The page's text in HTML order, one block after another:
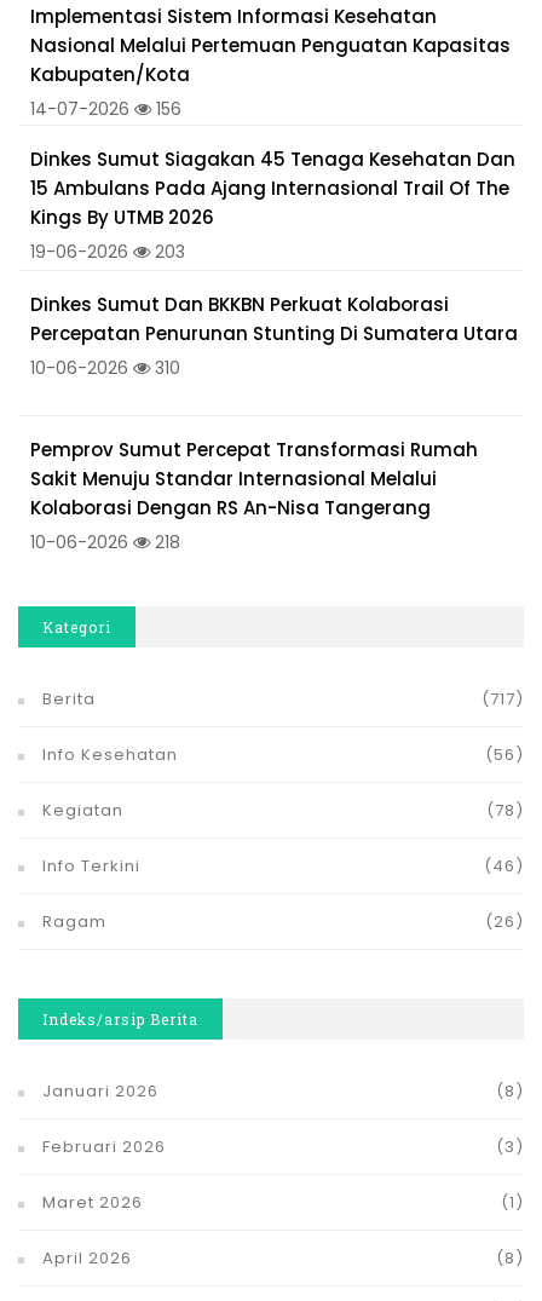
Implementasi Sistem Informasi Kesehatan
Nasional Melalui Pertemuan Penguatan Kapasitas
Kabupaten/Kota
14-07-2026 156
Dinkes Sumut Siagakan 45 Tenaga Kesehatan Dan
15 Ambulans Pada Ajang Internasional Trail Of The
Kings By UTMB 2026
19-06-2026 203
Dinkes Sumut Dan BKKBN Perkuat Kolaborasi
Percepatan Penurunan Stunting Di Sumatera Utara
10-06-2026 310
Pemprov Sumut Percepat Transformasi Rumah
Sakit Menuju Standar Internasional Melalui
Kolaborasi Dengan RS An-Nisa Tangerang
10-06-2026 218
Kategori
Berita (717)
Info Kesehatan (56)
Kegiatan (78)
Info Terkini (46)
Ragam (26)
Indeks/arsip Berita
Januari 2026 (8)
Februari 2026 (3)
Maret 2026 (1)
April 2026 (8)